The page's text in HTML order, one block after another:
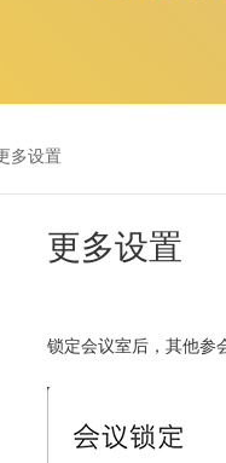
多设置
更多设置
锁定会议室后，其他参